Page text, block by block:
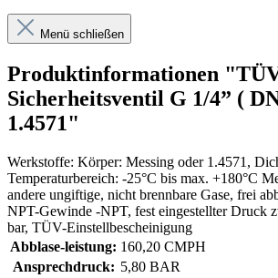
Menü schließen
Produktinformationen
Sicherheitsventil G 1/4” (
1.4571"
Werkstoffe: Körper: Messing oder 1.4571,
Temperaturbereich: -25°C bis max. +180°C
andere ungiftige, nicht brennbare Gase, frei
NPT-Gewinde -NPT, fest eingestellter Druck
bar, TÜV-Einstellbescheinigung
Abblase-leistung: 160,20 CMPH
Ansprechdruck: 5,80 BAR